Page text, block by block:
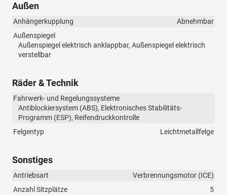
Außen
Anhängerkupplung
Abnehmbar
Außenspiegel
Außenspiegel elektrisch anklappbar, Außenspiegel elektrisch
verstellbar
Räder & Technik
Fahrwerk- und Regelungssysteme
Antiblockiersystem (ABS), Elektronisches Stabilitäts-
Programm (ESP), Reifendruckkontrolle
Felgentyp
Leichtmetallfelge
Sonstiges
Antriebsart
Verbrennungsmotor (ICE)
Anzahl Sitzplätze
5